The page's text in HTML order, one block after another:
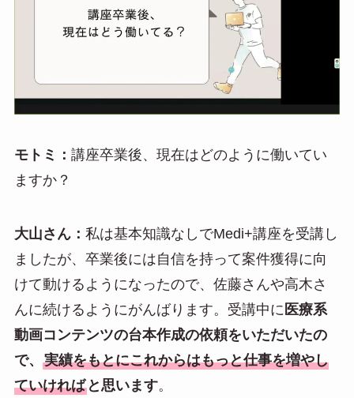
モトミ： 講座卒業後、現在はどのように働いてい
ますか？
大山さん： 私は基本知識なしでMedi+講座を受講し
ましたが、卒業後には自信を持って案件獲得に向
けて動けるようになったので、佐藤さんや高木さ
んに続けるようにがんばります。受講中に 医療系
動画コンテンツの台本作成の依頼をいただいたの
で、 実績をもとにこれからはもっと仕事を増やし
ていければと思います。